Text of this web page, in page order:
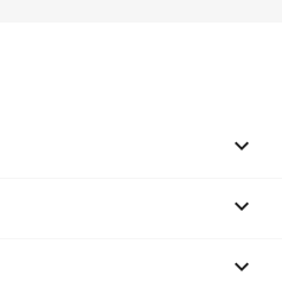


